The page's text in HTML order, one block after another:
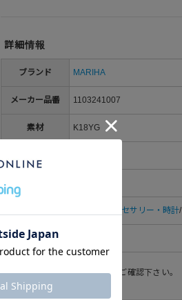
詳細情報
ブランド MARIHA
メーカー品番 1103241007
素材 K18YG
すべてのアクセサリー・時計/
性別
※洗濯表示についてはこちらをご確認下さい。